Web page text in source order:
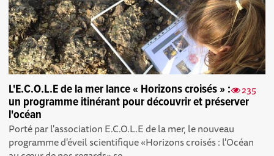
235
L'E.C.O.L.E de la mer lance « Horizons croisés » :
un programme itinérant pour découvrir et préserver
l'océan
Porté par l'association E.C.O.L.E de la mer, le nouveau
programme d'éveil scientifique «Horizons croisés : l'Océan